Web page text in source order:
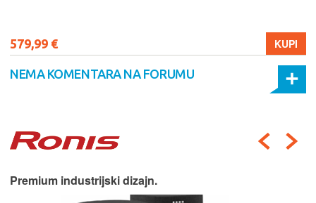
579,99 € KUPI
NEMA KOMENTARA NA FORUMU
Premium industrijski dizajn.